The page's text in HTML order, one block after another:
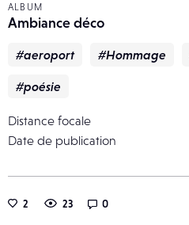
ALBUM
Ambiance déco
#aeroport #Hommage
#poésie
Distance focale
Date de publication
2 23 0